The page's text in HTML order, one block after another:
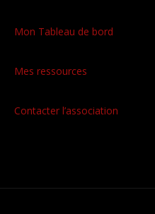
Mon Tableau de bord
Mes ressources
Contacter l’association